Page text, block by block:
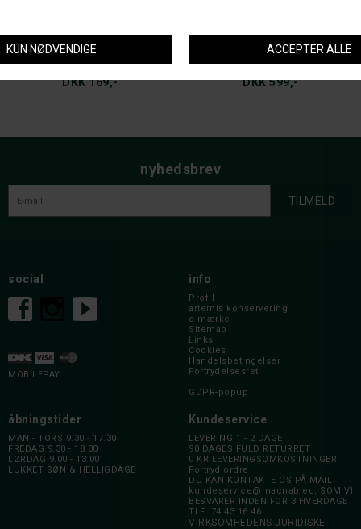
LANSKY
BORDHOLDER TIL LANSKYSLIBESÆT
DKK 169,-
LANSKY
LANSKY SLIBESTEN 3 STEN
DKK 599,-
nyhedsbrev
social
MOBILEPAY
info
Profil
artemis konservering
e-mærke
Sitemap
Links
Cookies
Handelsbetingelser
Fortrydelsesret
GDPR-popup
åbningstider
MAN - TORS 9.30 - 17.30
FREDAG 9.30 - 18.00
LØRDAG 9.00 - 13.00
LUKKET SØN & HELLIGDAGE
Kundeservice
LEVERING 1 - 2 DAGE
90 DAGES FULD RETURRET
0 KR LEVERINGSOMKOSTNINGER
Fortryd ordre
DU KAN KONTAKTE OS PÅ MAIL
kundeservice@macnab.eu, SOM VI
BESVARER INDEN FOR 3 HVERDAGE
TLF: 74 43 16 46
VIRKSOMHEDENS JURIDISKE